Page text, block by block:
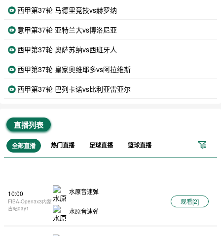
西甲第37轮 马德里竞技vs赫罗纳
意甲第37轮 亚特兰大vs博洛尼亚
西甲第37轮 奥萨苏纳vs西班牙人
西甲第37轮 皇家奥维耶多vs阿拉维斯
西甲第37轮 巴列卡诺vs比利亚雷亚尔
直播列表
全部直播 热门直播 足球直播 篮球直播
10:00
FIBA-Open3x3内蒙
古站day1
水原音速弹
水原音速弹
观看[2]